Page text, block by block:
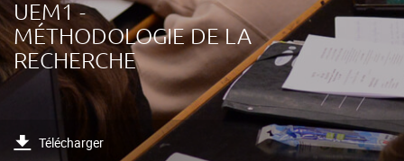
UEM1 -
MÉTHODOLOGIE DE LA
RECHERCHE
Télécharger